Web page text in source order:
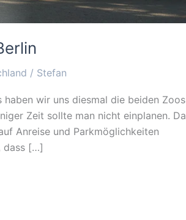
/ Stefan
wir uns diesmal die beiden Zoos
Zeit sollte man nicht einplanen. Da
Anreise und Parkmöglichkeiten
dass […]